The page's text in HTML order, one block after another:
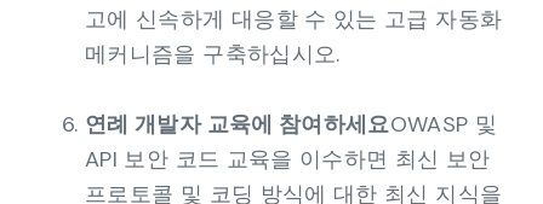
고에 신속하게 대응할 수 있는 고급 자동화
메커니즘을 구축하십시오.
연례 개발자 교육에 참여하세요OWASP 및
API 보안 코드 교육을 이수하면 최신 보안
프로토콜 및 코딩 방식에 대한 최신 지식을